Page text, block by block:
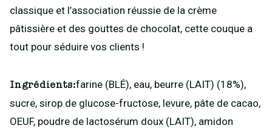
classique et l’association réussie de la crème
pâtissière et des gouttes de chocolat, cette couque a
tout pour séduire vos clients !
Ingrédients:farine (BLÉ), eau, beurre (LAIT) (18%),
sucre, sirop de glucose-fructose, levure, pâte de cacao,
OEUF, poudre de lactosérum doux (LAIT), amidon